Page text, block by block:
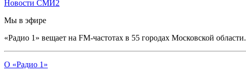
Новости СМИ2
Мы в эфире
«Радио 1» вещает на FM-частотах в 55 городах Московской области.
О «Радио 1»